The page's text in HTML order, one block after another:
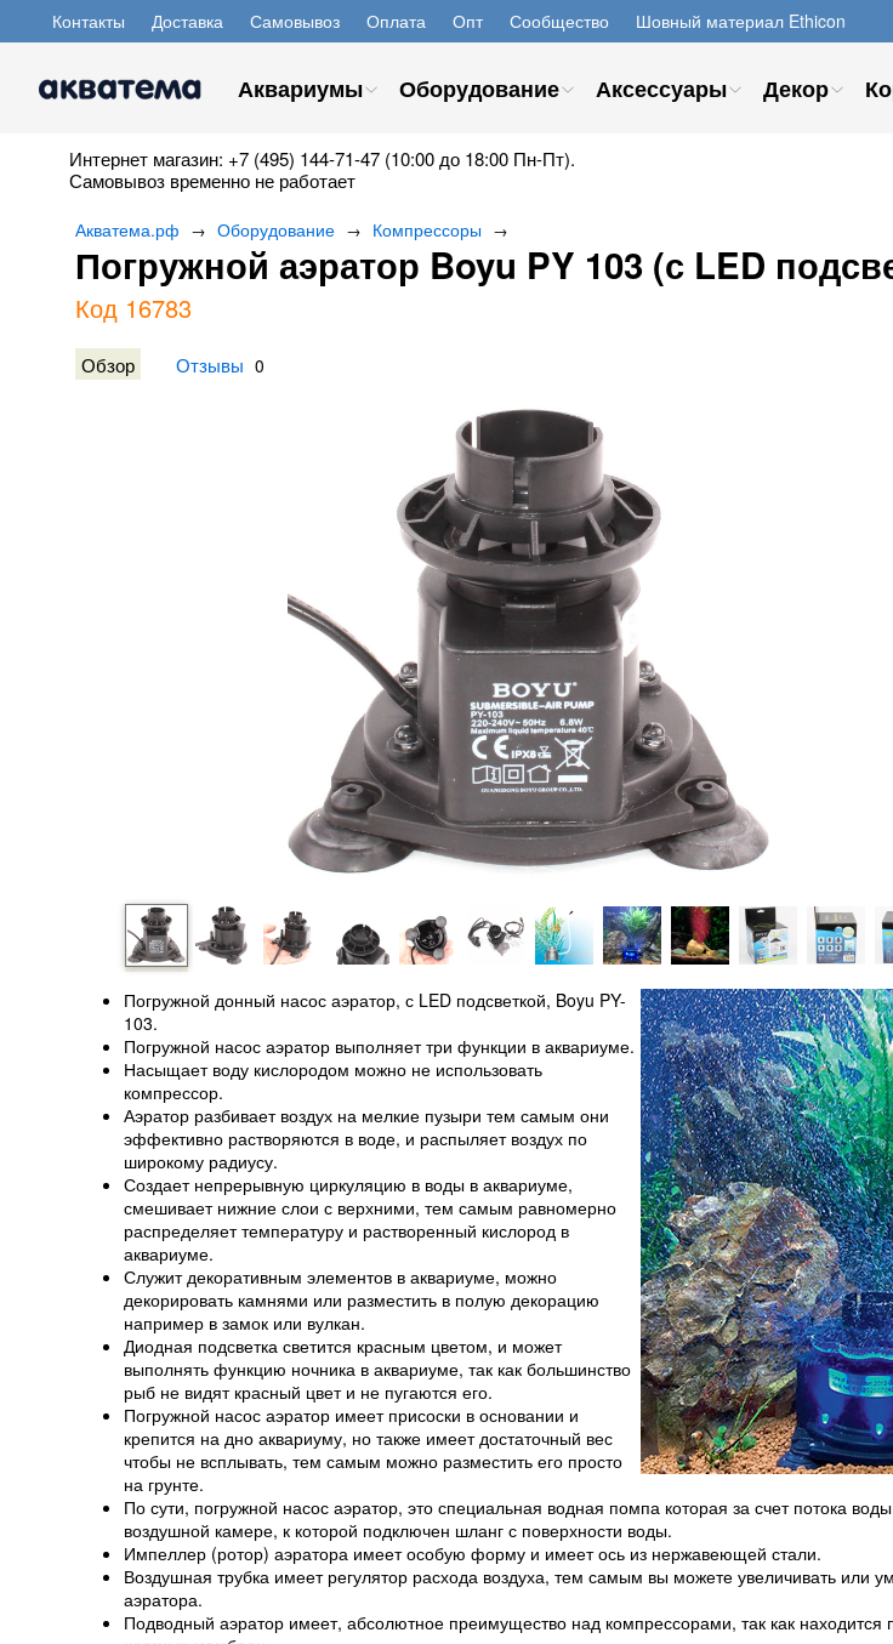
Контакты Доставка Самовывоз Оплата Опт Сообщество Шовный материал Ethicon
Аквариумы Оборудование Аксессуары Декор
Интернет магазин: +7 (495) 144-71-47 (10:00 до 18:00 Пн-Пт).
Самовывоз временно не работает
Акватема.рф → Оборудование → Компрессоры →
Погружной аэратор Boyu PY 103 (с LED
Код 16783
Обзор Отзывы 0
Погружной донный насос аэратор, с LED подсветкой, Boyu PY-
103.
Погружной насос аэратор выполняет три функции в аквариуме.
Насыщает воду кислородом можно не использовать
компрессор.
Аэратор разбивает воздух на мелкие пузыри тем самым они
эффективно растворяются в воде, и распыляет воздух по
широкому радиусу.
Создает непрерывную циркуляцию в воды в аквариуме,
смешивает нижние слои с верхними, тем самым равномерно
распределяет температуру и растворенный кислород в
аквариуме.
Служит декоративным элементов в аквариуме, можно
декорировать камнями или разместить в полую декорацию
например в замок или вулкан.
Диодная подсветка светится красным цветом, и может
выполнять функцию ночника в аквариуме, так как большинство
рыб не видят красный цвет и не пугаются его.
Погружной насос аэратор имеет присоски в основании и
крепится на дно аквариуму, но также имеет достаточный вес
чтобы не всплывать, тем самым можно разместить его просто
на грунте.
По сути, погружной насос аэратор, это специальная водная помпа которая за счет потока
воздушной камере, к которой подключен шланг с поверхности воды.
Импеллер (ротор) аэратора имеет особую форму и имеет ось из нержавеющей стали.
Воздушная трубка имеет регулятор расхода воздуха, тем самым вы можете увеличивать или
аэратора.
Подводный аэратор имеет, абсолютное преимущество над компрессорами, так как находится